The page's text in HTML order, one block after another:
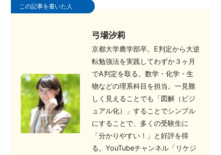
この記事を書いた人
弓場汐莉
京都大学農学部卒。E判定から大逆
転勉強法を実践してわずか３ヶ月
でA判定を取る。数学・化学・生
物などの理系科目を担当。一見難
しく見えることでも「図解（ビジ
ュアル化）」することでシンプル
にすることで、多くの受験生に
「分かりやすい！」と好評を得
る。YouTubeチャンネル「リケジ